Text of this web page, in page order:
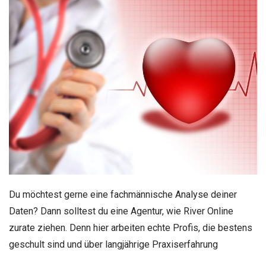
Du möchtest gerne eine fachmännische Analyse deiner
Daten? Dann solltest du eine Agentur, wie River Online
zurate ziehen. Denn hier arbeiten echte Profis, die bestens
geschult sind und über langjährige Praxiserfahrung